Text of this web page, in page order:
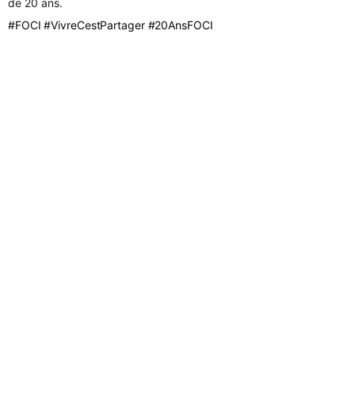
de 20 ans.
#FOCI#VivreCestPartager #20AnsFOCI